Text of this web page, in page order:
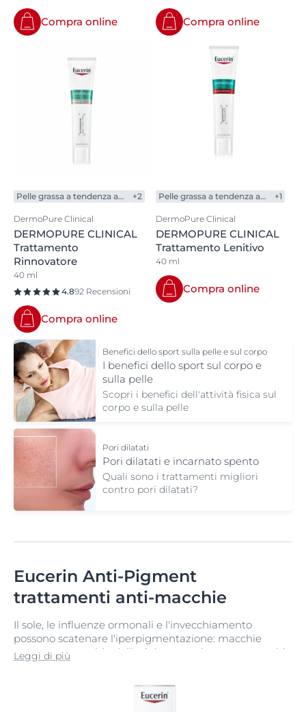
Compra online Compra online
Pelle grassa a tendenza acneica +2
DermoPure Clinical
DERMOPURE CLINICAL
Trattamento
Rinnovatore
40 ml
4.892 Recensioni
Compra online
Pelle grassa a tendenza acneica +1
DermoPure Clinical
DERMOPURE CLINICAL
Trattamento Lenitivo
40 ml
Compra online
Benefici dello sport sulla pelle e sul corpo
I benefici dello sport sul corpo e
sulla pelle
Scopri i benefici dell'attività fisica sul
corpo e sulla pelle
Pori dilatati
Pori dilatati e incarnato spento
Quali sono i trattamenti migliori
contro pori dilatati?
Eucerin Anti-Pigment
trattamenti anti-macchie
Il sole, le influenze ormonali e l'invecchiamento
possono scatenare l'iperpigmentazione: macchie
cutanee e macchie dell'età (note anche come macchie
solari) che rendono la pelle irregolare. La gamma
formulata per ridurre l'iperpigmentazione per una
pelle più uniforme e luminosa.
Leggi di più